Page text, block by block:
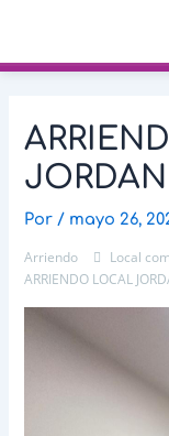
contenido
Por / mayo 26,
Arriendo
Local
ARRIENDO LOCAL
entradas